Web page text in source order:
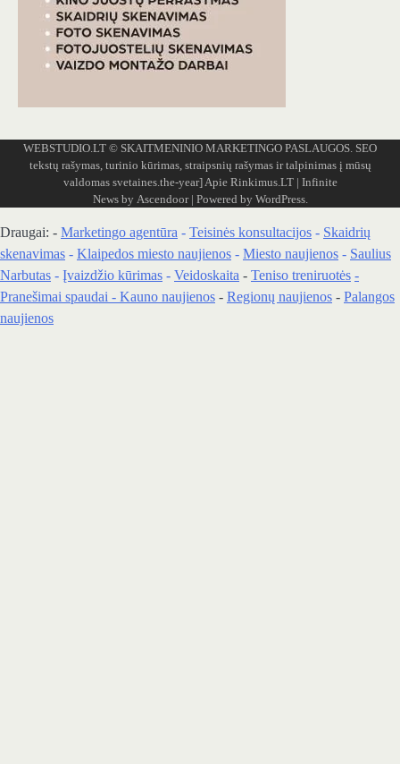
WEBSTUDIO.LT © SKAITMENINIO MARKETINGO PASLAUGOS. SEO
tekstų rašymas, turinio kūrimas, straipsnių rašymas ir talpinimas į mūsų
valdomas svetaines.the-year] Apie Rinkimus.LT| Infinite
News by Ascendoor| Powered by WordPress.
Draugai: - Marketingo agentūra - Teisinės konsultacijos - Skaidrių
skenavimas - Klaipedos miesto naujienos - Miesto naujienos - Saulius
Narbutas - Įvaizdžio kūrimas - Veidoskaita - Teniso treniruotės -
Pranešimai spaudai - Kauno naujienos - Regionų naujienos - Palangos
naujienos